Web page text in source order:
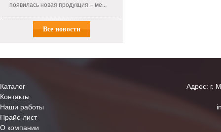
появилась новая продукция – ме...
Все новости
Каталог
Контакты
Наши работы
Прайс-лист
О компании
Адрес: г.